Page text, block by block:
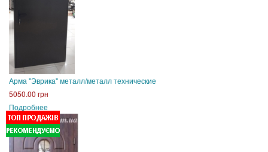
Арма "Эврика" металл/металл технические
5050.00 грн
Подробнее